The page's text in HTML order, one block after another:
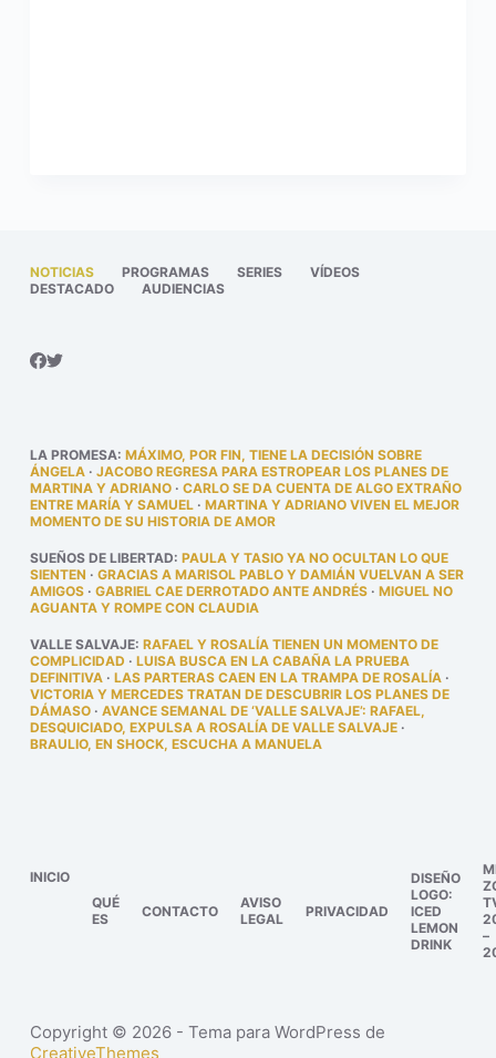
NOTICIAS PROGRAMAS SERIES
VÍDEOS
DESTACADO
AUDIENCIAS
LA PROMESA: MÁXIMO, POR FIN, TIENE LA DECISIÓN SOBRE
ÁNGELA· JACOBO REGRESA PARA ESTROPEAR LOS PLANES DE
MARTINA Y ADRIANO· CARLO SE DA CUENTA DE ALGO EXTRAÑO
ENTRE MARÍA Y SAMUEL· MARTINA Y ADRIANO VIVEN EL MEJOR
MOMENTO DE SU HISTORIA DE AMOR
SUEÑOS DE LIBERTAD: PAULA Y TASIO YA NO OCULTAN LO QUE
SIENTEN · GRACIAS A MARISOL PABLO Y DAMIÁN VUELVAN A SER
AMIGOS· GABRIEL CAE DERROTADO ANTE ANDRÉS· MIGUEL NO
AGUANTA Y ROMPE CON CLAUDIA
VALLE SALVAJE: RAFAEL Y ROSALÍA TIENEN UN MOMENTO DE
COMPLICIDAD · LUISA BUSCA EN LA CABAÑA LA PRUEBA
DEFINITIVA· LAS PARTERAS CAEN EN LA TRAMPA DE ROSALÍA·
VICTORIA Y MERCEDES TRATAN DE DESCUBRIR LOS PLANES DE
DÁMASO· AVANCE SEMANAL DE ‘VALLE SALVAJE’: RAFAEL,
DESQUICIADO, EXPULSA A ROSALÍA DE VALLE SALVAJE·
BRAULIO, EN SHOCK, ESCUCHA A MANUELA
INICIO
QUÉ
ES
CONTACTO
AVISO
LEGAL
PRIVACIDAD
DISEÑO
LOGO:
ICED
LEMON
DRINK
–
Copyright © 2026 - Tema para WordPress de
CreativeThemes